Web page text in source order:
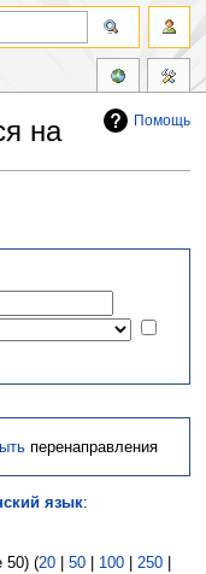
Помощь
на
перенаправления
язык:
50) (20| 50| 100| 250|